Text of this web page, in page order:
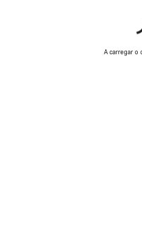
A carregar o